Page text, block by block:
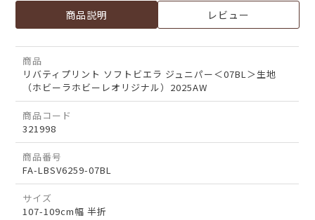
商品説明 レビュー
商品
リバティプリント ソフトビエラ ジュニパー＜07BL＞生地
（ホビーラホビーレオリジナル）2025AW
商品コード
321998
商品番号
FA-LBSV6259-07BL
サイズ
107-109cm幅 半折